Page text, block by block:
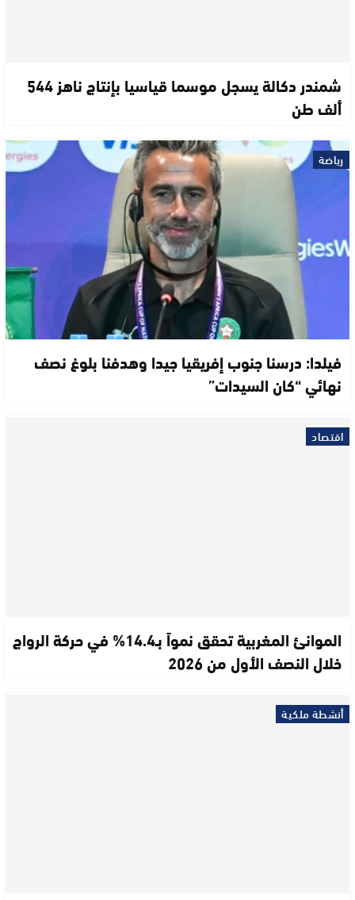
شمندر دكالة يسجل موسما قياسيا بإنتاج ناهز 544
ألف طن
رياضة
فيلدا: درسنا جنوب إفريقيا جيدا وهدفنا بلوغ نصف
نهائي “كان السيدات”
اقتصاد
الموانئ المغربية تحقق نمواً بـ14.4% في حركة الرواج
خلال النصف الأول من 2026
أنشطة ملكية